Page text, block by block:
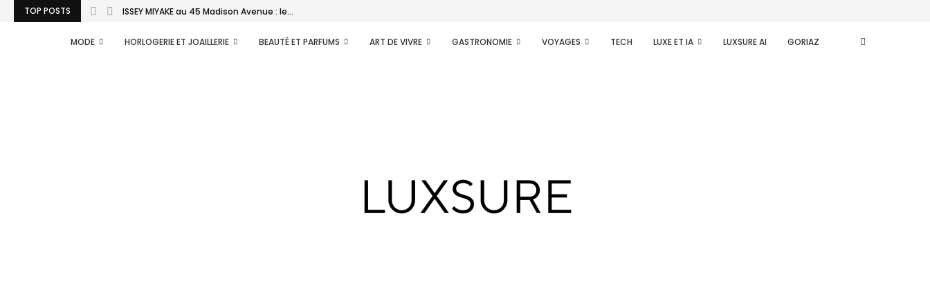
TOP POSTS ISSEY MIYAKE au 45 Madison Avenue : le...
MODE HORLOGERIE ET JOAILLERIE BEAUTÉ ET PARFUMS ART DE VIVRE GASTRONOMIE VOYAGES TECH LUXE ET IA LUXSURE AI GORIAZ